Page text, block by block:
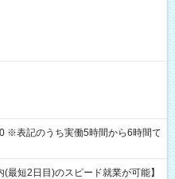
最短2日目)のスピード就業が可能】